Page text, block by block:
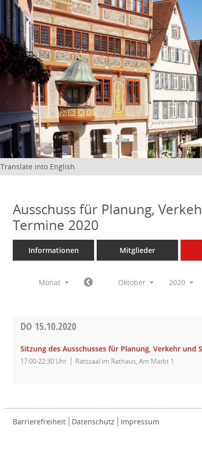
Translate into English
Ausschuss für Planung,
Termine 2020
Informationen Mitglieder
Monat Oktober 2020
DO 15.10.2020
Sitzung des Ausschusses für Planung, Verkehr und
17:00-22:30 Uhr Ratssaal im Rathaus, Am Markt 1
Barrierefreiheit Datenschutz Impressum